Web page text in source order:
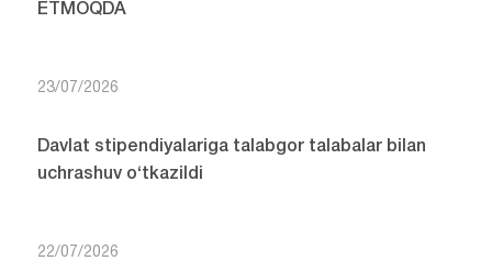
ETMOQDA
23/07/2026
Davlat stipendiyalariga talabgor talabalar bilan
uchrashuv o‘tkazildi
22/07/2026